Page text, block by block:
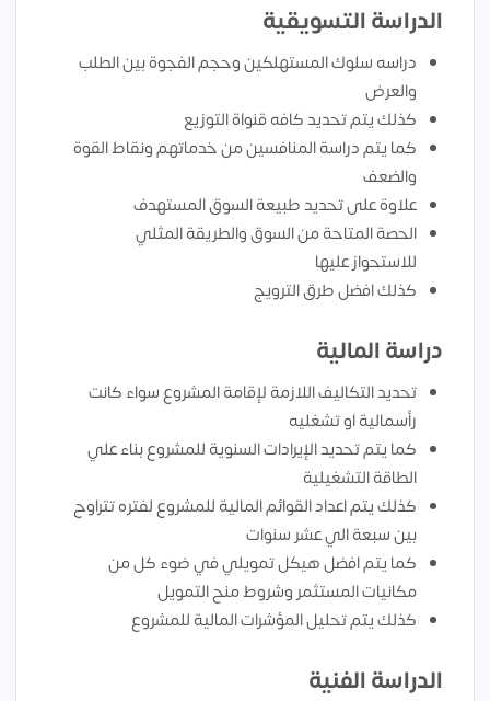
الدراسة التسويقية
دراسه سلوك المستهلكين وحجم الفجوة بين الطلب
والعرض
كذلك يتم تحديد كافه قنواة التوزيع
كما يتم دراسة المنافسين من خدماتهم ونقاط القوة
والضعف
علاوة على تحديد طبيعة السوق المستهدف
الحصة المتاحة من السوق والطريقة المثلي
للاستحواز عليها
كذلك افضل طرق الترويج
دراسة المالية
تحديد التكاليف اللازمة لإقامة المشروع سواء كانت
رأسمالية او تشغليه
كما يتم تحديد الإيرادات السنوية للمشروع بناء علي
الطاقة التشغيلية
كذلك يتم اعداد القوائم المالية للمشروع لفتره تتراوح
بين سبعة الي عشر سنوات
كما يتم افضل هيكل تمويلي في ضوء كل من
مكانيات المستثمر وشروط منح التمويل
كذلك يتم تحليل المؤشرات المالية للمشروع
الدراسة الفنية